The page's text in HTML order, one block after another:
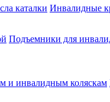
каталки Инвалидные
Подъемники для
и инвалидным коляскам